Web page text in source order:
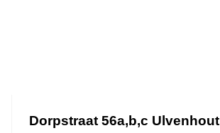
Dorpstraat 56a,b,c Ulvenhout